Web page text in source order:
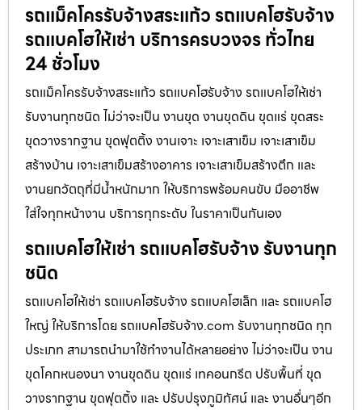
รถแม็คโครรับจ้างสระแก้ว รถแบคโฮรับจ้าง
รถแบคโฮให้เช่า บริการครบวงจร ทั่วไทย
24 ชั่วโมง
รถแม็คโครรับจ้างสระแก้ว รถแบคโฮรับจ้าง รถแบคโฮให้เช่า
รับงานทุกชนิด ไม่ว่าจะเป็น งานขุด งานขุดดิน ขุดแร่ ขุดสระ
ขุดวางรากฐาน ขุดฟุตติ้ง งานเจาะ เจาะเสาเข็ม เจาะเสาเข็ม
สร้างบ้าน เจาะเสาเข็มสร้างอาคาร เจาะเสาเข็มสร้างตึก และ
งานยกวัตถุที่มีน้ำหนักมาก ให้บริการพร้อมคนขับ มืออาชีพ
ใส่ใจทุกหน้างาน บริการทุกระดับ ในราคาเป็นกันเอง
รถแบคโฮให้เช่า รถแบคโฮรับจ้าง รับงานทุก
ชนิด
รถแบคโฮให้เช่า รถแบคโฮรับจ้าง รถแบคโฮเล็ก และ รถแบคโฮ
ใหญ่ ให้บริการโดย รถแบคโฮรับจ้าง.com รับงานทุกชนิด ทุก
ประเภท สามารถนำมาใช้ทำงานได้หลายอย่าง ไม่ว่าจะเป็น งาน
ขุดโคกหนองนา งานขุดดิน ขุดแร่ เทคอนกรีต ปรับพื้นที่ ขุด
วางรากฐาน ขุดฟุตติ้ง และ ปรับปรุงภูมิทัศน์ และ งานอื่นๆอีก